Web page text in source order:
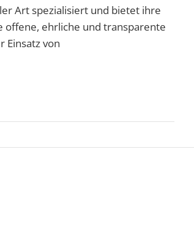
Art spezialisiert und bietet ihre
offene, ehrliche und transparente
Einsatz von